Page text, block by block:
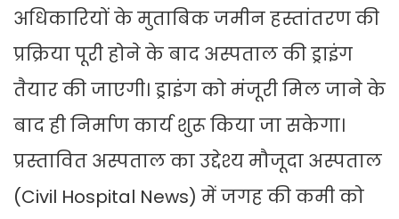
अधिकारियों के मुताबिक जमीन हस्तांतरण की
प्रक्रिया पूरी होने के बाद अस्पताल की ड्राइंग
तैयार की जाएगी। ड्राइंग को मंजूरी मिल जाने के
बाद ही निर्माण कार्य शुरू किया जा सकेगा।
प्रस्तावित अस्पताल का उद्देश्य मौजूदा अस्पताल
(Civil Hospital News) में जगह की कमी को